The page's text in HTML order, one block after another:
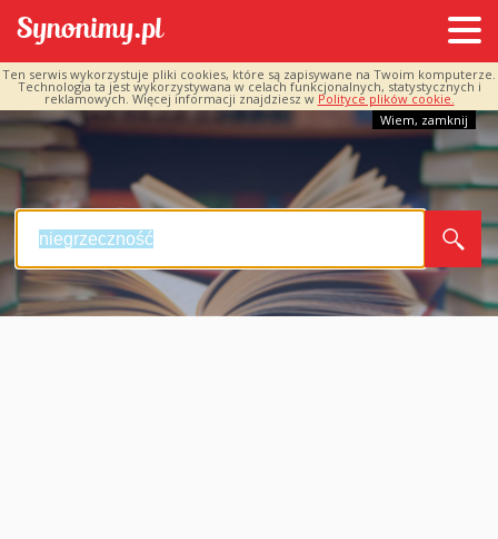
Ten serwis wykorzystuje pliki cookies, które są zapisywane na Twoim komputerze.
Technologia ta jest wykorzystywana w celach funkcjonalnych, statystycznych i
reklamowych. Więcej informacji znajdziesz w Polityce plików cookie.
Wiem, zamknij